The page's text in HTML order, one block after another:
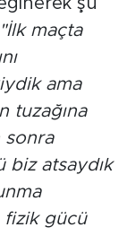
şu
"İlk maçta
ama
tuzağına
sonra
biz atsaydık
fizik gücü